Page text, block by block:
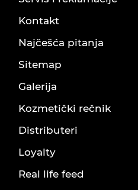
Kontakt
Najčešća pitanja
Sitemap
Galerija
Kozmetički rečnik
Distributeri
Loyalty
Real life feed